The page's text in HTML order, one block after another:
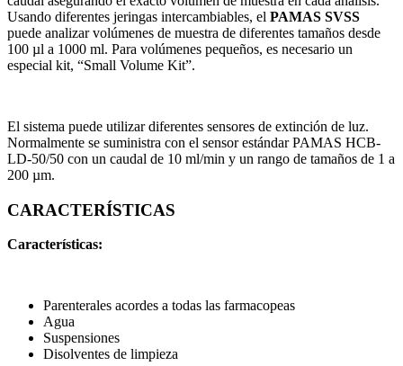
Usando diferentes jeringas intercambiables, el PAMAS SVSS
puede analizar volúmenes de muestra de diferentes tamaños desde
100 µl a 1000 ml. Para volúmenes pequeños, es necesario un
especial kit, “Small Volume Kit”.
El sistema puede utilizar diferentes sensores de extinción de luz.
Normalmente se suministra con el sensor estándar PAMAS HCB-
LD-50/50 con un caudal de 10 ml/min y un rango de tamaños de 1 a
200 µm.
CARACTERÍSTICAS
Características:
Parenterales acordes a todas las farmacopeas
Agua
Suspensiones
Disolventes de limpieza